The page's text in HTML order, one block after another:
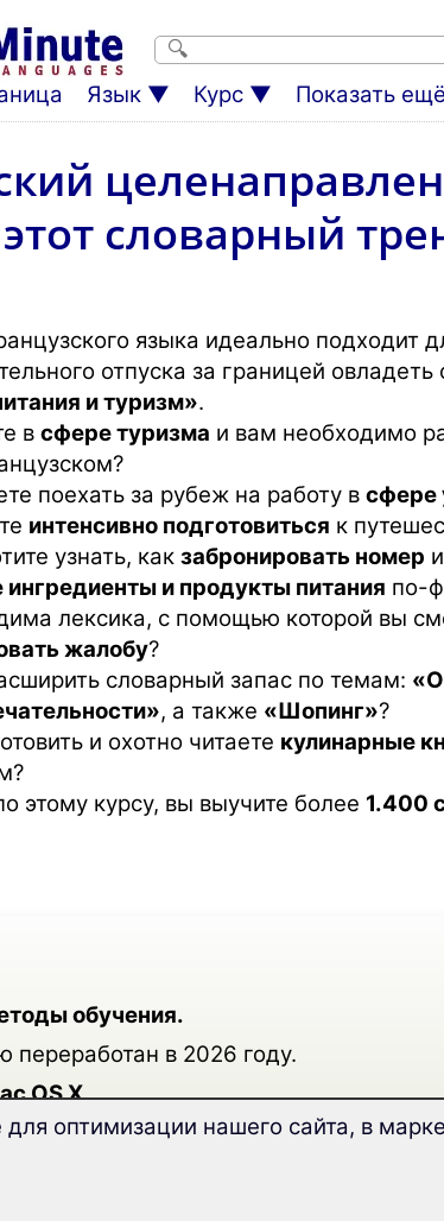
Язык Курс Показать
словарный
языка идеально подходит
отпуска за границей
и туризм».
в сфере туризма и вам необходимо
поехать за рубеж на работу в сфере
интенсивно подготовиться к
узнать, как забронировать номер
ингредиенты и продукты питания по-
лексика, с помощью которой вы
жалобу?
словарный запас по темам:
, а также «Шопинг»?
и охотно читаете кулинарные
этому курсу, вы выучите более 1.400
обучения.
переработан в 2026 году.
OS X.
оптимизации нашего сайта, в